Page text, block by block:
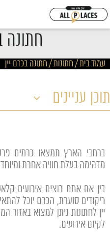
חתונה
עמוד בית/חתונות/חתונה בכרם יין
תוכן עניינים
ברחבי הארץ תמצאו כרמים
מדהימה בעלת חוויה אחרת
בין אם אתם רוצים אירועים
ריקודים סוערת, הכרם יוכל
יין לחתונות ניתן למצוא
לקיום אירועים.